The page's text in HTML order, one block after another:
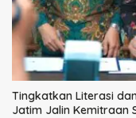
Tingkatkan Literasi
Jatim Jalin Kemitraan